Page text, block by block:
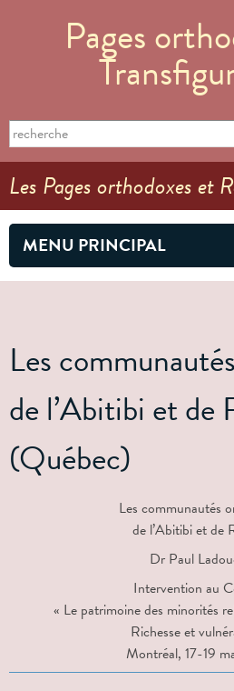
contenu
principal
Pages
Formulaire de
Search this site
Les Pages orthodoxes et
MENU PRINCIPAL
Les
de l’Abitibi et de
(Québec)
Les communautés
de l’Abitibi et de
Dr Paul
Intervention au
« Le patrimoine des minorités
Richesse et
Montréal, 17-19